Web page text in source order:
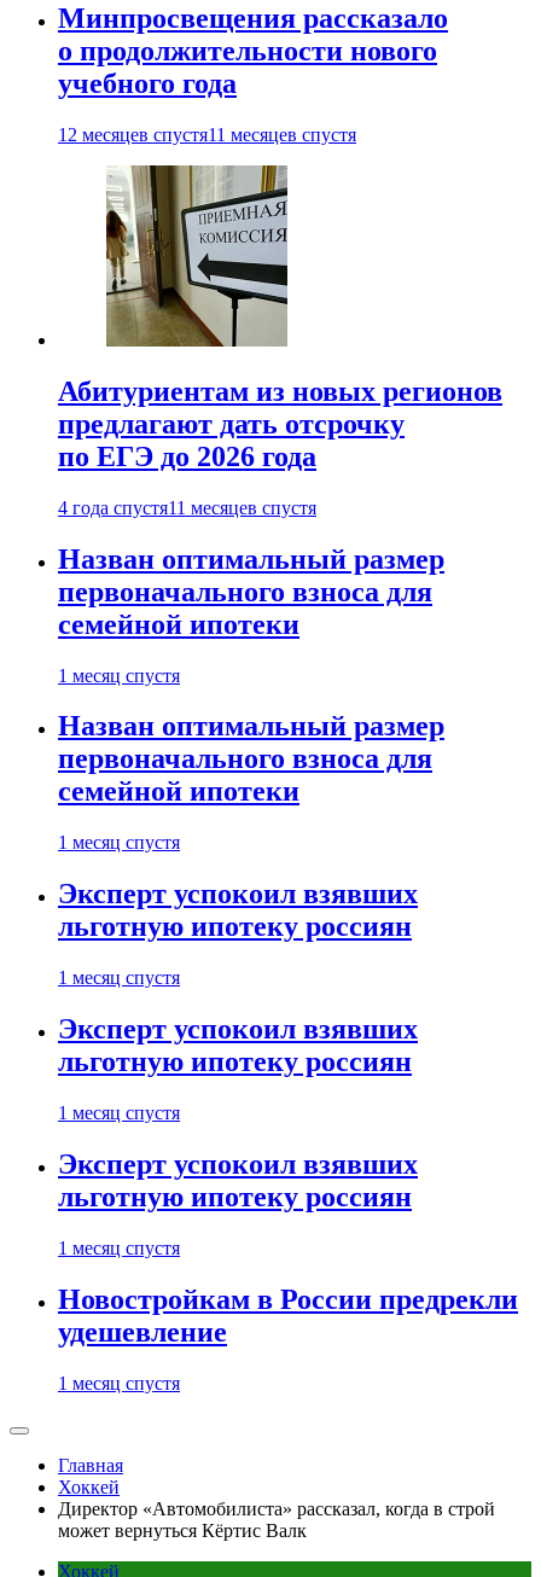
Минпросвещения рассказало
о продолжительности нового
учебного года
12 месяцев спустя11 месяцев спустя
Абитуриентам из новых регионов
предлагают дать отсрочку
по ЕГЭ до 2026 года
4 года спустя11 месяцев спустя
Назван оптимальный размер
первоначального взноса для
семейной ипотеки
1 месяц спустя
Назван оптимальный размер
первоначального взноса для
семейной ипотеки
1 месяц спустя
Эксперт успокоил взявших
льготную ипотеку россиян
1 месяц спустя
Эксперт успокоил взявших
льготную ипотеку россиян
1 месяц спустя
Эксперт успокоил взявших
льготную ипотеку россиян
1 месяц спустя
Новостройкам в России предрекли
удешевление
1 месяц спустя
Главная
Хоккей
Директор «Автомобилиста» рассказал, когда в строй
может вернуться Кёртис Валк
Хоккей